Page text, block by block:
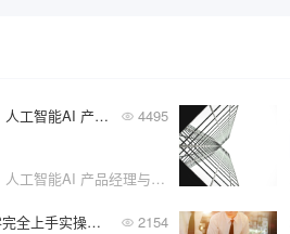
10000字长文，深度解读！人工智能AI 产品经理与传统产品经理工作到底有什么不同？ 4495
10000字长文，深度解读！人工智能AI 产品经理与传统产品经理工作到底有什么不同？
万字干货！ChatGPT 从零完全上手实操指南！ 2154